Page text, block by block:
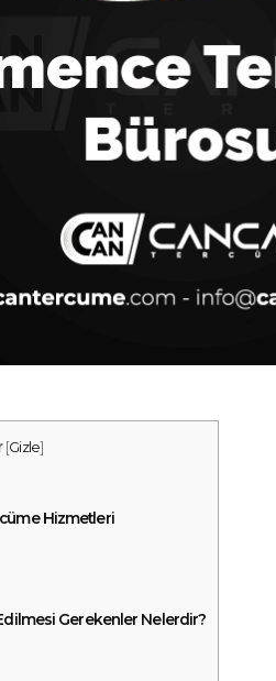
[Gizle]
Hizmetleri
Gerekenler Nelerdir?